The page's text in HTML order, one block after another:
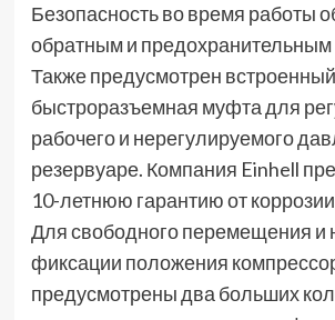
Безопасность во время работы
обратным и
Также предусмотрен
быстроразъемная муфта для
рабочего и нерегулируемого
резервуаре. Компания Einhell
10-летнюю гарантию от
Для свободного перемещения и
фиксации положения
предусмотрены два больших